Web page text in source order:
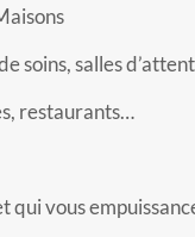
soins, salles
restaurants…
qui vous